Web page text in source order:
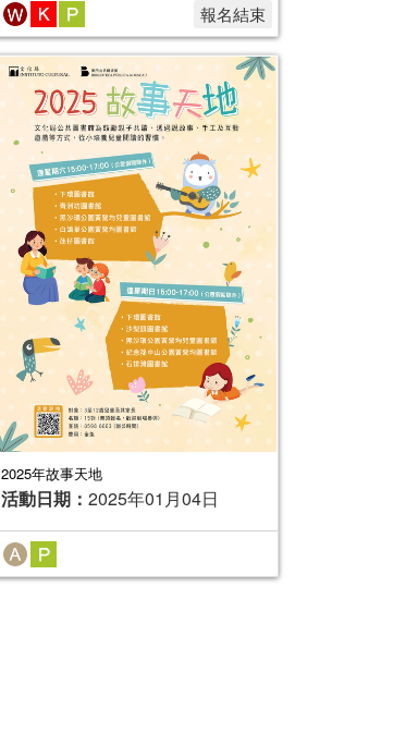
報名結束
2025年故事天地
活動日期： 2025年01月04日